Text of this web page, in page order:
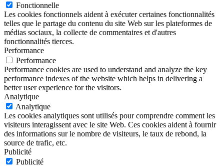
Fonctionnelle
Les cookies fonctionnels aident à exécuter certaines fonctionnalités
telles que le partage du contenu du site Web sur les plateformes de
médias sociaux, la collecte de commentaires et d'autres
fonctionnalités tierces.
Performance
Performance
Performance cookies are used to understand and analyze the key
performance indexes of the website which helps in delivering a
better user experience for the visitors.
Analytique
Analytique
Les cookies analytiques sont utilisés pour comprendre comment les
visiteurs interagissent avec le site Web. Ces cookies aident à fournir
des informations sur le nombre de visiteurs, le taux de rebond, la
source de trafic, etc.
Publicité
Publicité